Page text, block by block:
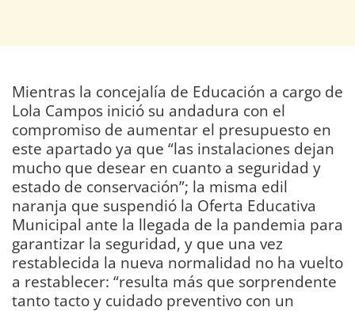
Mientras la concejalía de Educación a cargo de
Lola Campos inició su andadura con el
compromiso de aumentar el presupuesto en
este apartado ya que “las instalaciones dejan
mucho que desear en cuanto a seguridad y
estado de conservación”; la misma edil
naranja que suspendió la Oferta Educativa
Municipal ante la llegada de la pandemia para
garantizar la seguridad, y que una vez
restablecida la nueva normalidad no ha vuelto
a restablecer: “resulta más que sorprendente
tanto tacto y cuidado preventivo con un